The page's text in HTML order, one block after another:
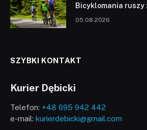
Bicyklomania ruszy
05.08.2026
SZYBKI KONTAKT
Kurier Dębicki
Telefon: +48 695 942 442
e-mail: kurierdebicki@gmail.com